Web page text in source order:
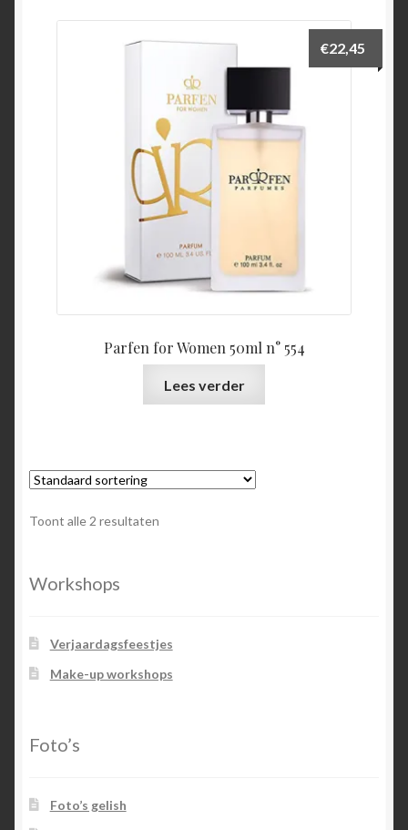
Parfen for Women 50ml n° 554
€22,45
Lees verder
Toont alle 2 resultaten
Workshops
Verjaardagsfeestjes
Make-up workshops
Foto’s
Foto’s gelish